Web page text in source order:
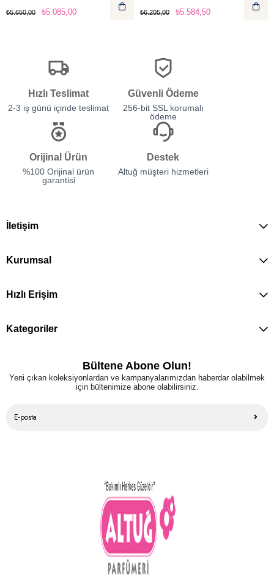
₺5.085,00
₺5.650,00 ₺5.584,50
₺6.205,00
Hızlı Teslimat
2-3 iş günü içinde teslimat
Güvenli Ödeme
256-bit SSL korumalı
ödeme
Orijinal Ürün
%100 Orijinal ürün
garantisi
Destek
Altuğ müşteri hizmetleri
İletişim
Kurumsal
Hızlı Erişim
Kategoriler
Bültene Abone Olun!
Yeni çıkan koleksiyonlardan ve kampanyalarımızdan haberdar olabilmek
için bültenimize abone olabilirsiniz.